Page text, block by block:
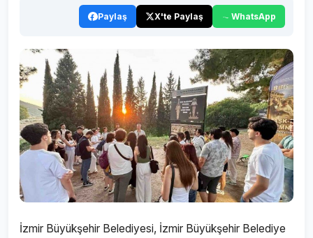
Paylaş X'te Paylaş WhatsApp
İzmir Büyükşehir Belediyesi, İzmir Büyükşehir Belediye